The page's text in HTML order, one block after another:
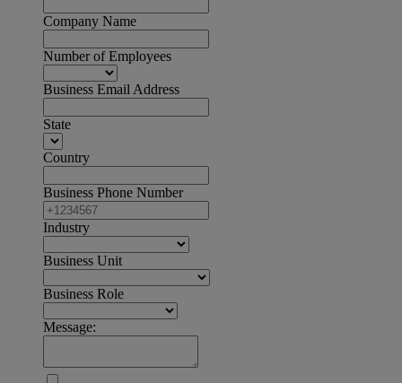
Company Name
Number of Employees
Business Email Address
State
Country
Business Phone Number
Industry
Business Unit
Business Role
Message: